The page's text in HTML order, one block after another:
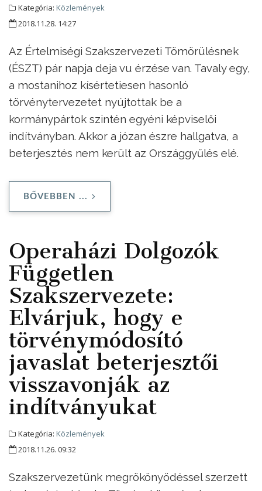
Kategória: Közlemények
2018.11.28. 14:27
Az Értelmiségi Szakszervezeti Tömörülésnek
(ÉSZT) pár napja deja vu érzése van. Tavaly egy,
a mostanihoz kísértetiesen hasonló
törvénytervezetet nyújtottak be a
kormánypártok szintén egyéni képviselői
indítványban. Akkor a józan észre hallgatva, a
beterjesztés nem került az Országgyűlés elé.
BŐVEBBEN ...
Operaházi Dolgozók
Független
Szakszervezete:
Elvárjuk, hogy e
törvénymódosító
javaslat beterjesztői
visszavonják az
indítványukat
Kategória: Közlemények
2018.11.26. 09:32
Szakszervezetünk megrökönyödéssel szerzett